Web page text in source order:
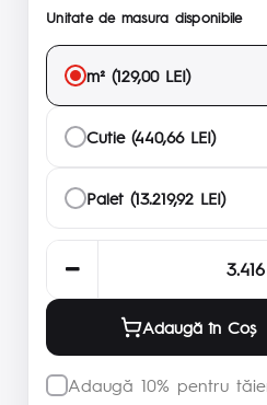
Unitate de masura disponibile
m² (129,00 LEI)
Cutie (440,66 LEI)
Palet (13.219,92 LEI)
Adaugă în Coş
Adaugă 10% pentru